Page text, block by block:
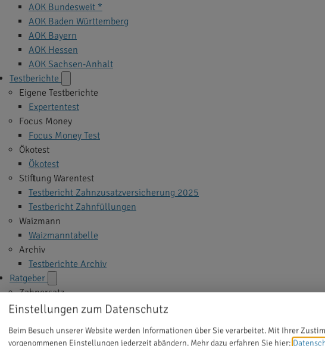
AOK Bundesweit *
AOK Baden Württemberg
AOK Bayern
AOK Hessen
AOK Sachsen-Anhalt
Testberichte
Eigene Testberichte
Expertentest
Focus Money
Focus Money Test
Ökotest
Ökotest
Stiftung Warentest
Testbericht Zahnzusatzversicherung 2025
Testbericht Zahnfüllungen
Waizmann
Waizmanntabelle
Archiv
Testberichte Archiv
Ratgeber
Zahnersatz
Implantate
Zahnkrone
Einstellungen zum Datenschutz
Beim Besuch unserer Website werden Informationen über Sie verarbeitet. Mit Ihrer
vorgenommenen Einstellungen jederzeit abändern. Mehr dazu erfahren Sie hier: